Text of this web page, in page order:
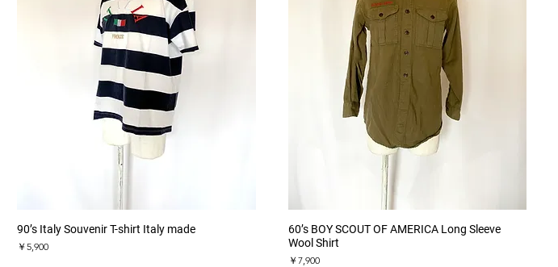
クイックビュー
90’s Italy Souvenir T-shirt Italy made
価格
￥5,900
クイックビュー
60’s BOY SCOUT OF AMERICA Long Sleeve
Wool Shirt
価格
￥7,900